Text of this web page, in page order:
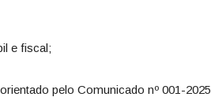
e fiscal;
pelo Comunicado nº 001-2025